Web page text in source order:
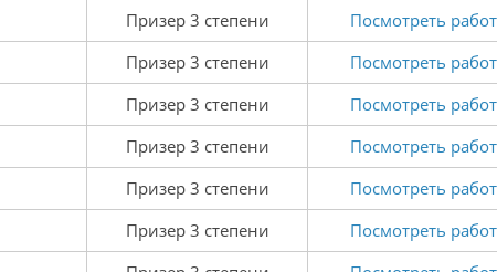
Призер 3 степени
Посмотреть
Призер 3 степени
Посмотреть
Призер 3 степени
Посмотреть
Призер 3 степени
Посмотреть
Призер 3 степени
Посмотреть
Призер 3 степени
Посмотреть